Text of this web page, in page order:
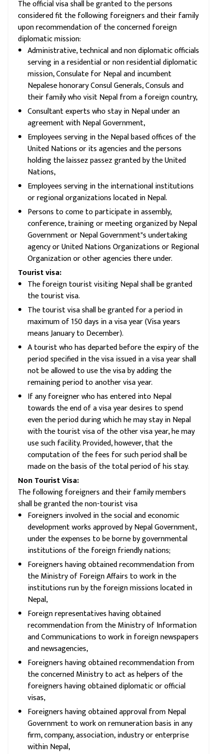
The official visa shall be granted to the persons
considered fit the following foreigners and their family
upon recommendation of the concerned foreign
diplomatic mission:
Administrative, technical and non diplomatic officials
serving in a residential or non residential diplomatic
mission, Consulate for Nepal and incumbent
Nepalese honorary Consul Generals, Consuls and
their family who visit Nepal from a foreign country,
Consultant experts who stay in Nepal under an
agreement with Nepal Government,
Employees serving in the Nepal based offices of the
United Nations or its agencies and the persons
holding the laissez passez granted by the United
Nations,
Employees serving in the international institutions
or regional organizations located in Nepal.
Persons to come to participate in assembly,
conference, training or meeting organized by Nepal
Government or Nepal Government"s undertaking
agency or United Nations Organizations or Regional
Organization or other agencies there under.
Tourist visa:
The foreign tourist visiting Nepal shall be granted
the tourist visa.
The tourist visa shall be granted for a period in
maximum of 150 days in a visa year (Visa years
means January to December).
A tourist who has departed before the expiry of the
period specified in the visa issued in a visa year shall
not be allowed to use the visa by adding the
remaining period to another visa year.
If any foreigner who has entered into Nepal
towards the end of a visa year desires to spend
even the period during which he may stay in Nepal
with the tourist visa of the other visa year, he may
use such facility. Provided, however, that the
computation of the fees for such period shall be
made on the basis of the total period of his stay.
Non Tourist Visa:
The following foreigners and their family members
shall be granted the non-tourist visa
Foreigners involved in the social and economic
development works approved by Nepal Government,
under the expenses to be borne by governmental
institutions of the foreign friendly nations;
Foreigners having obtained recommendation from
the Ministry of Foreign Affairs to work in the
institutions run by the foreign missions located in
Nepal,
Foreign representatives having obtained
recommendation from the Ministry of Information
and Communications to work in foreign newspapers
and newsagencies,
Foreigners having obtained recommendation from
the concerned Ministry to act as helpers of the
foreigners having obtained diplomatic or official
visas,
Foreigners having obtained approval from Nepal
Government to work on remuneration basis in any
firm, company, association, industry or enterprise
within Nepal,